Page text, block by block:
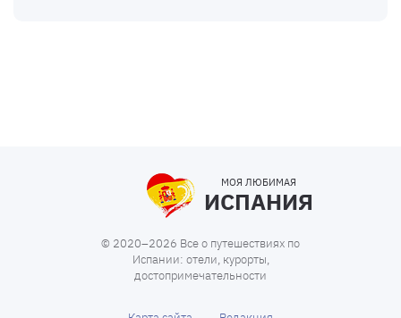
МОЯ ЛЮБИМАЯ
ИСПАНИЯ
© 2020–2026 Все о путешествиях по
Испании: отели, курорты,
достопримечательности